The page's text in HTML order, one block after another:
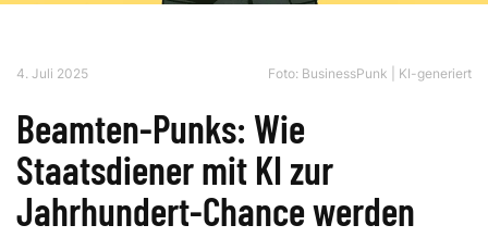
4. Juli 2025 Foto: BusinessPunk | KI-generiert
Beamten-Punks: Wie
Staatsdiener mit KI zur
Jahrhundert-Chance werden